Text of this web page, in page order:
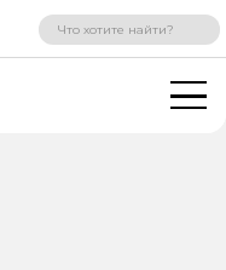
ВХОД РЕГИСТРАЦИЯ